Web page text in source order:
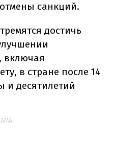
санкций.
достичь
включая
в стране после 14
и десятилетий